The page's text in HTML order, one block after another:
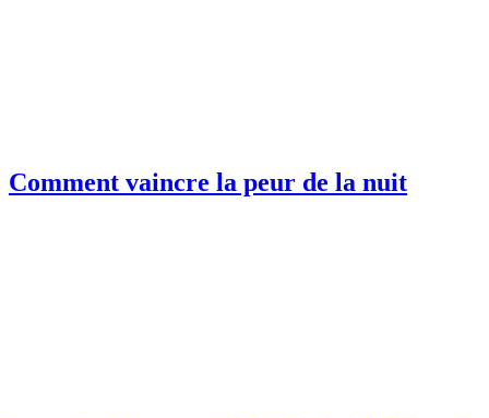
Comment vaincre la peur de la nuit